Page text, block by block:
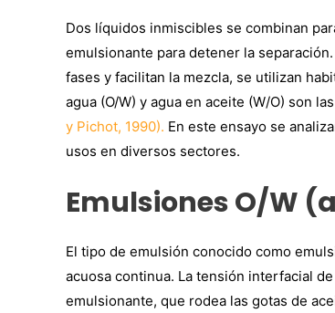
Dos líquidos inmiscibles se combinan
emulsionante para detener la
fases y facilitan la mezcla, se utilizan
agua (O/W) y agua en aceite (W/O) son
y Pichot, 1990). En este ensayo se
usos en diversos sectores.
Emulsiones O/W
El tipo de emulsión conocido como
acuosa continua. La tensión interfacial
emulsionante, que rodea las gotas de